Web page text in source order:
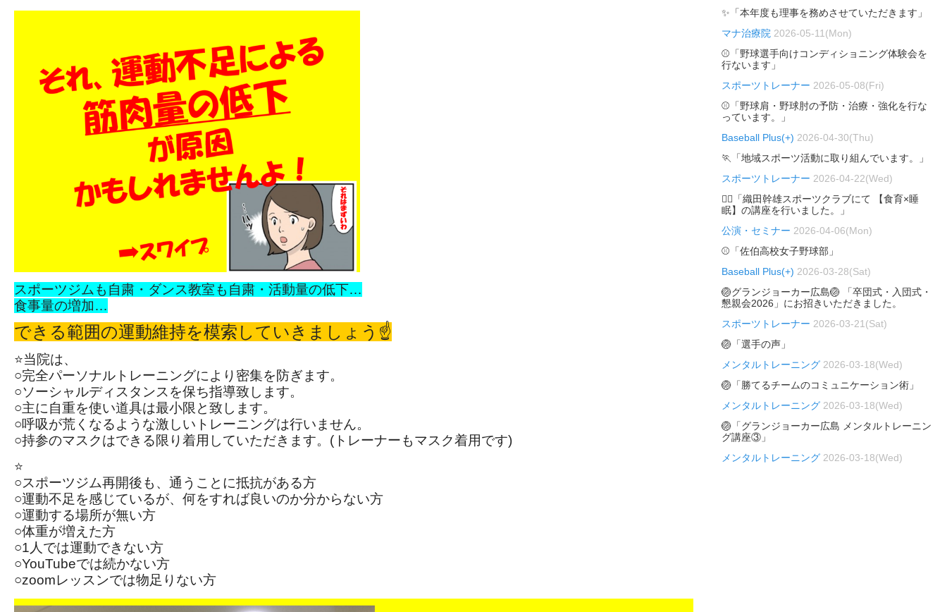
スポーツジムも自粛・ダンス教室も自粛・活動量の低下…
食事量の増加…
できる範囲の運動維持を模索していきましょう☝️
⭐当院は、
○完全パーソナルトレーニングにより密集を防ぎます。
○ソーシャルディスタンスを保ち指導致します。
○主に自重を使い道具は最小限と致します。
○呼吸が荒くなるような激しいトレーニングは行いません。
○持参のマスクはできる限り着用していただきます。(トレーナーもマスク着用です)
⭐️
○スポーツジム再開後も、通うことに抵抗がある方
○運動不足を感じているが、何をすれば良いのか分からない方
○運動する場所が無い方
○体重が増えた方
○1人では運動できない方
○YouTubeでは続かない方
○zoomレッスンでは物足りない方
✨「本年度も理事を務めさせていただきます」
マナ治療院 2026-05-11(Mon)
⚾「野球選手向けコンディショニング体験会を
行ないます」
スポーツトレーナー 2026-05-08(Fri)
⚾「野球肩・野球肘の予防・治療・強化を行な
っています。」
Baseball Plus(+) 2026-04-30(Thu)
🏃「地域スポーツ活動に取り組んでいます。」
スポーツトレーナー 2026-04-22(Wed)
🏃‍♂️「織田幹雄スポーツクラブにて 【食育×睡
眠】の講座を行いました。」
公演・セミナー 2026-04-06(Mon)
⚾「佐伯高校女子野球部」
Baseball Plus(+) 2026-03-28(Sat)
🏐グランジョーカー広島🏐 「卒団式・入団式・
懇親会2026」にお招きいただきました。
スポーツトレーナー 2026-03-21(Sat)
🏐「選手の声」
メンタルトレーニング 2026-03-18(Wed)
🏐「勝てるチームのコミュニケーション術」
メンタルトレーニング 2026-03-18(Wed)
🏐「グランジョーカー広島 メンタルトレーニン
グ講座③」
メンタルトレーニング 2026-03-18(Wed)